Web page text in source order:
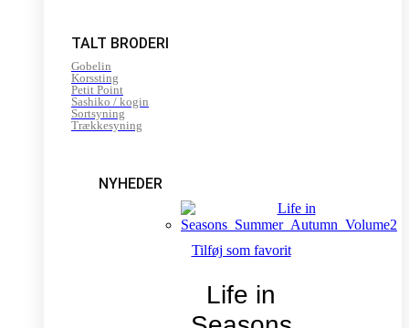
TALT BRODERI
Gobelin
Korssting
Petit Point
Sashiko / kogin
Sortsyning
Trækkesyning
NYHEDER
Tilføj som favorit
Life in